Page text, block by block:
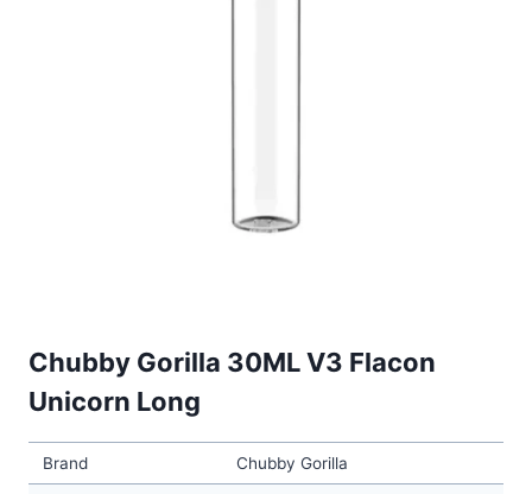
Chubby Gorilla 30ML V3 Flacon
Unicorn Long
Brand Chubby Gorilla